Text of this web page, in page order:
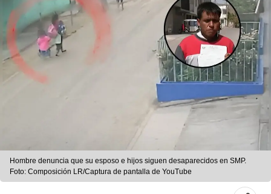
Hombre denuncia que su esposo e hijos siguen desaparecidos en SMP.
Foto: Composición LR/Captura de pantalla de YouTube